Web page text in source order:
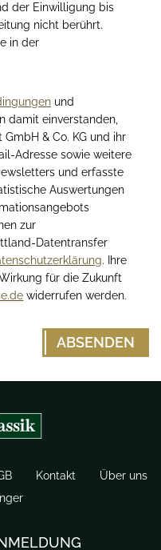
der Einwilligung bis
nicht berührt.
in der
und
damit einverstanden,
& Co. KG und ihr
Adresse sowie weitere
und erfasste
Auswertungen
zur
Datentransfer
. Ihre
für die Zukunft
widerrufen werden.
Kontakt
Über uns